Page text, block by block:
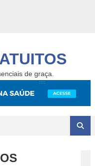
de graça.